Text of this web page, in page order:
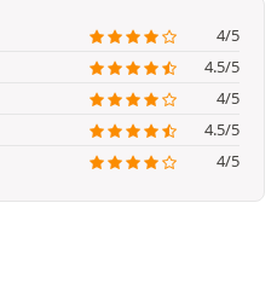
4/5
4.5/5
4/5
4.5/5
4/5